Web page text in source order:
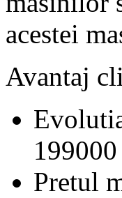
acestei
Avantaj
Pretul